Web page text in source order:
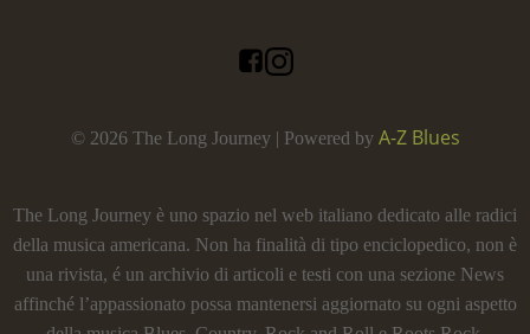
© 2026 The Long Journey | Powered by A-Z Blues
The Long Journey è uno spazio nel web italiano dedicato alle radici
della musica americana. Non ha finalità di tipo enciclopedico, non è
una rivista, é un archivio di articoli e testi con una sezione News
affinché l’appassionato possa mantenersi aggiornato su ogni aspetto